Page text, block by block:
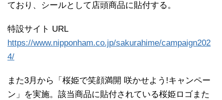
ており、シールとして店頭商品に貼付する。
特設サイト URL
https://www.nipponham.co.jp/sakurahime/campaign202
4/
また3月から「桜姫で笑顔満開 咲かせよう!キャンペー
ン」を実施。該当商品に貼付されている桜姫ロゴまた